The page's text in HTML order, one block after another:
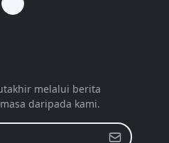
melalui berita
daripada kami.